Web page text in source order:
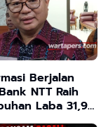
Berjalan
NTT Raih
Laba 31,94